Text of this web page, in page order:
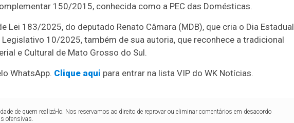
150/2015, conhecida como a PEC das Domésticas.
Lei 183/2025, do deputado Renato Câmara (MDB), que cria o Dia Estadual
10/2025, também de sua autoria, que reconhece a tradicional
e Cultural de Mato Grosso do Sul.
WhatsApp. Clique aqui para entrar na lista VIP do WK Notícias.
de quem realizá-lo. Nos reservamos ao direito de reprovar ou eliminar comentários em desacordo
ofensivas.